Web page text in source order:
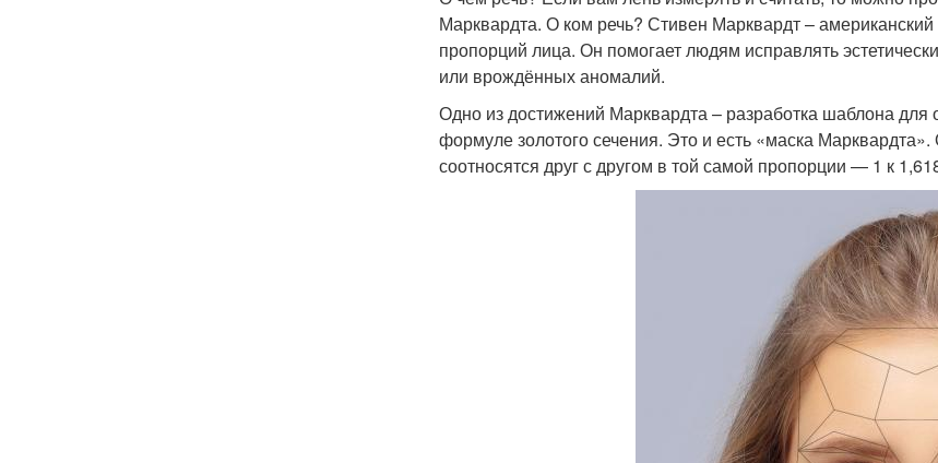
Марквардта. О ком речь? Стивен Марквардт –
пропорций лица. Он помогает людям исправлять
или врождённых аномалий.
Одно из достижений Марквардта – разработка шаблона
формуле золотого сечения. Это и есть «маска
соотносятся друг с другом в той самой пропорции — 1 к